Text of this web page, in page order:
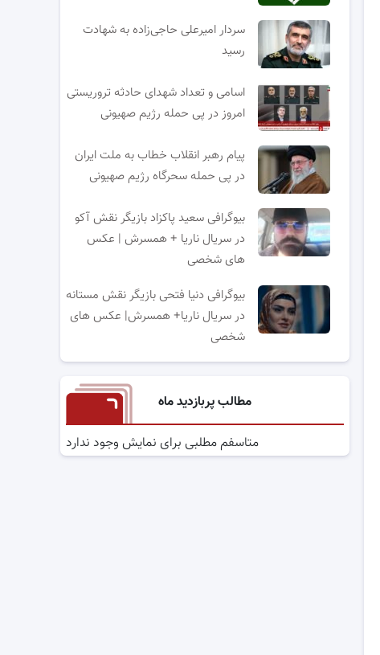
سردار امیرعلی حاجی‌زاده به شهادت
رسید
اسامی و تعداد شهدای حادثه تروریستی
امروز در پی حمله رژیم صهیونی
پیام رهبر انقلاب خطاب به ملت ایران
در پی حمله سحرگاه رژیم صهیونی
بیوگرافی سعید پاکزاد بازیگر نقش آکو
در سریال ناریا + همسرش | عکس
های شخصی
بیوگرافی دنیا فتحی بازیگر نقش مستانه
در سریال ناریا+ همسرش| عکس های
شخصی
مطالب پربازدید ماه
متاسفم مطلبی برای نمایش وجود ندارد